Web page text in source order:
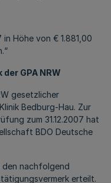
in Höhe von € 1.881,00
GPA NRW
gesetzlicher
Bedburg-Hau. Zur
zum 31.12.2007 hat
BDO Deutsche
den nachfolgend
erteilt.